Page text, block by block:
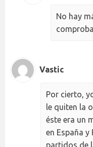
No hay
Vastic
Por cierto,
le quiten la
éste era un
en España
partidos de